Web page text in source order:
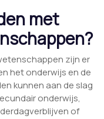
met
zijn er
het onderwijs en de
kunnen aan de slag
onderwijs,
of